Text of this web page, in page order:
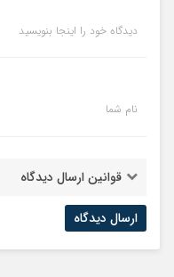
دیدگاه خود را اینجا بنویسید
نام شما
قوانین ارسال دیدگاه